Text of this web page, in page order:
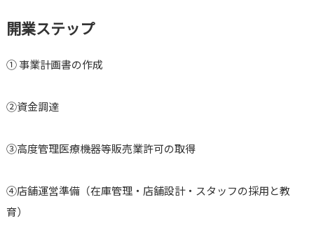
開業ステップ
① 事業計画書の作成
②資金調達
③高度管理医療機器等販売業許可の取得
④店舗運営準備（在庫管理・店舗設計・スタッフの採用と教
育）